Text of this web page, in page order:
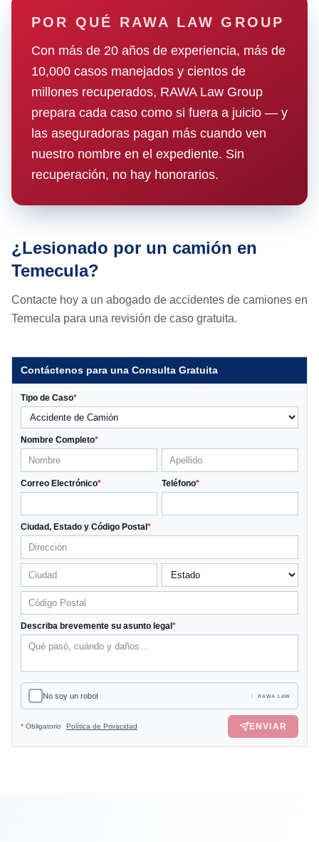
POR QUÉ RAWA LAW GROUP
Con más de 20 años de experiencia, más de
10,000 casos manejados y cientos de
millones recuperados, RAWA Law Group
prepara cada caso como si fuera a juicio — y
las aseguradoras pagan más cuando ven
nuestro nombre en el expediente. Sin
recuperación, no hay honorarios.
¿Lesionado por un camión en
Temecula?
Contacte hoy a un abogado de accidentes de camiones en
Temecula para una revisión de caso gratuita.
Contáctenos para una Consulta Gratuita
Tipo de Caso*
Nombre Completo*
Correo Electrónico* Teléfono*
Ciudad, Estado y Código Postal *
Describa brevemente su asunto legal *
No soy un robot RAWA LAW
* Obligatorio Política de Privacidad ENVIAR